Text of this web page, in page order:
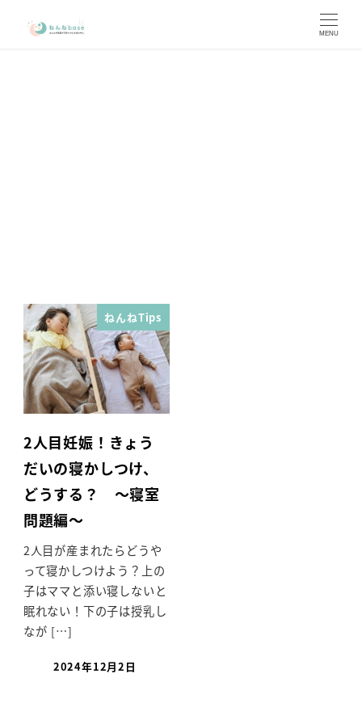
MENU
ねんねTips
2人目妊娠！きょう
だいの寝かしつけ、
どうする？ ～寝室
問題編～
2人目が産まれたらどうや
って寝かしつけよう？上の
子はママと添い寝しないと
眠れない！下の子は授乳し
なが […]
投稿日
2024年12月2日